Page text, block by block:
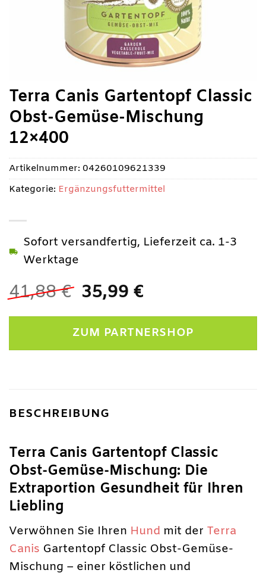
Terra Canis Gartentopf Classic
Obst-Gemüse-Mischung
12×400
41,88€ Ursprünglicher
war:
41,88 €
35,99 €Aktueller
ist:
35,99 €.
Sofort versandfertig, Lieferzeit ca. 1-3
Werktage
ZUM PARTNERSHOP
Artikelnummer: 04260109621339
Kategorie: Ergänzungsfuttermittel
BESCHREIBUNG
Terra Canis Gartentopf Classic
Obst-Gemüse-Mischung: Die
Extraportion Gesundheit für Ihren
Liebling
Verwöhnen Sie Ihren Hund mit der Terra
Canis Gartentopf Classic Obst-Gemüse-
Mischung – einer köstlichen und